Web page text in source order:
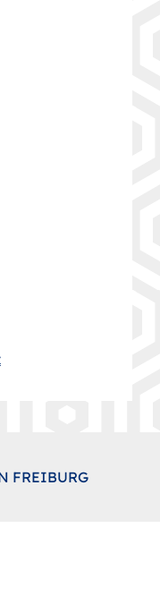
FREIBURG